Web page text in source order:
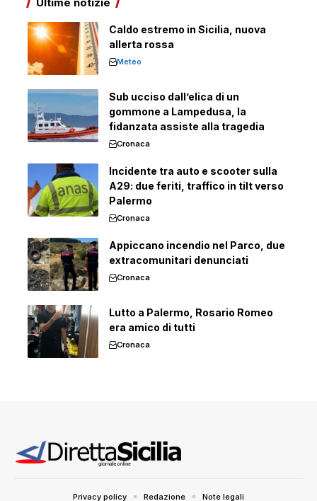
Caldo estremo in Sicilia, nuova
allerta rossa
Meteo
Sub ucciso dall’elica di un
gommone a Lampedusa, la
fidanzata assiste alla tragedia
Cronaca
Incidente tra auto e scooter sulla
A29: due feriti, traffico in tilt verso
Palermo
Cronaca
Appiccano incendio nel Parco, due
extracomunitari denunciati
Cronaca
Lutto a Palermo, Rosario Romeo
era amico di tutti
Cronaca
Privacy policy Redazione Note legali